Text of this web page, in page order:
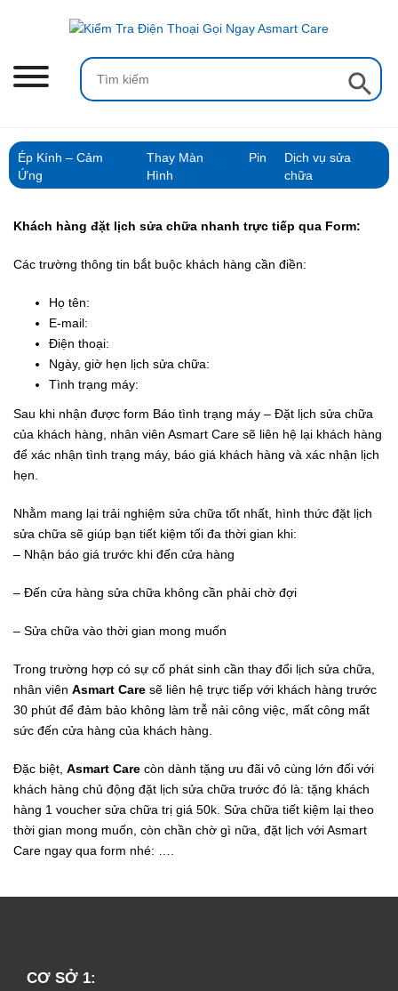
Search
for:
Search Button
Ép Kính – Cảm
Ứng
Thay Màn
Hình
Pin
Dịch vụ sửa
chữa
Khách hàng đặt lịch sửa chữa nhanh trực tiếp qua Form:
Các trường thông tin bắt buộc khách hàng cần điền:
Họ tên:
E-mail:
Điện thoại:
Ngày, giờ hẹn lịch sửa chữa:
Tình trạng máy:
Sau khi nhận được form Báo tình trạng máy – Đặt lịch sửa chữa
của khách hàng, nhân viên Asmart Care sẽ liên hệ lại khách hàng
để xác nhận tình trạng máy, báo giá khách hàng và xác nhận lịch
hẹn.
Nhằm mang lại trải nghiệm sửa chữa tốt nhất, hình thức đặt lịch
sửa chữa sẽ giúp bạn tiết kiệm tối đa thời gian khi:
– Nhận báo giá trước khi đến cửa hàng
– Đến cửa hàng sửa chữa không cần phải chờ đợi
– Sửa chữa vào thời gian mong muốn
Trong trường hợp có sự cố phát sinh cần thay đổi lịch sửa chữa,
nhân viên Asmart Care sẽ liên hệ trực tiếp với khách hàng trước
30 phút để đảm bảo không làm trễ nải công việc, mất công mất
sức đến cửa hàng của khách hàng.
Đặc biệt, Asmart Care còn dành tặng ưu đãi vô cùng lớn đối với
khách hàng chủ động đặt lịch sửa chữa trước đó là: tặng khách
hàng 1 voucher sửa chữa trị giá 50k. Sửa chữa tiết kiệm lại theo
thời gian mong muốn, còn chần chờ gì nữa, đặt lịch với Asmart
Care ngay qua form nhé: ….
CƠ SỞ 1: